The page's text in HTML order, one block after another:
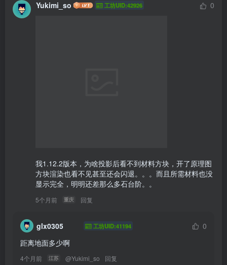
Yukimi_so 工坊UID:42926 0
我1.12.2版本，为啥投影后看不到材料方块，开了原理图
方块渲染也看不见甚至还会闪退。。。而且所需材料也没
显示完全，明明还差那么多石台阶。。
5个月前 重庆 回复
glx0305 工坊UID:41194
0
距离地面多少啊
4个月前 江苏 @Yukimi_so 回复